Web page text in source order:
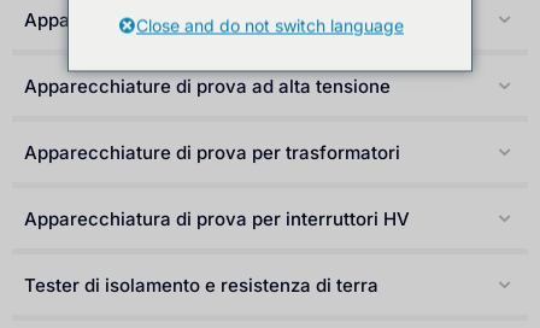
Apparecchiature per il test delle batterie
Apparecchiature di prova ad alta tensione
Apparecchiature di prova per trasformatori
Apparecchiatura di prova per interruttori HV
Tester di isolamento e resistenza di terra
Close and do not switch language
Português do Brasil
Español de México
Türkçe